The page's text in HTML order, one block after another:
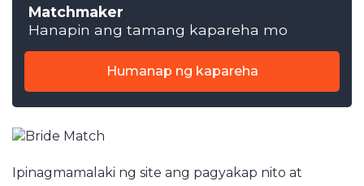
Matchmaker
Hanapin ang tamang kapareha mo
Humanap ng kapareha
Ipinagmamalaki ng site ang pagyakap nito at